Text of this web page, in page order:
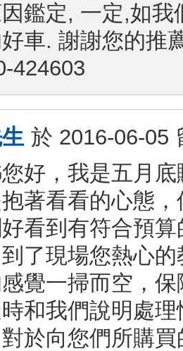
鑑定, 一定,如
車. 謝謝您的推
424603
於 2016-06-05
好，我是五月
著看看的心態
看到有符合預
了現場您熱心
覺一掃而空，
和我們說明處
於向您們所購